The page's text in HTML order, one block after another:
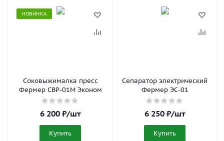
НОВИНКА
Соковыжималка пресс
Фермер СВР-01М Эконом
6 200₽/шт
Купить
Сепаратор электрический
Фермер ЭС-01
6 250₽/шт
Купить